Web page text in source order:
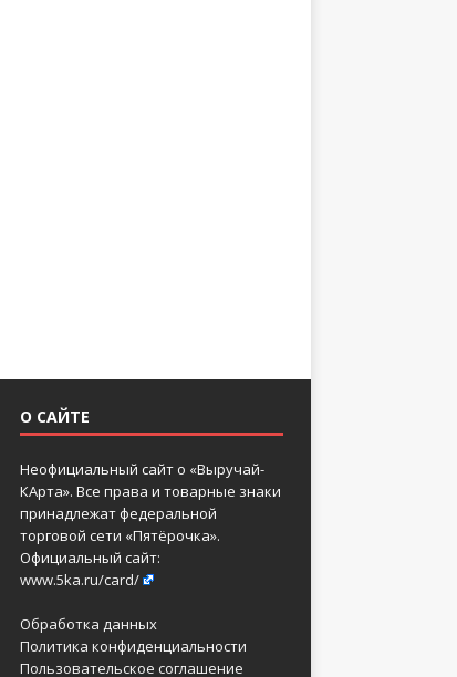
О САЙТЕ
Неофициальный сайт о «Выручай-
КАрта». Все права и товарные знаки
принадлежат федеральной
торговой сети «Пятёрочка».
Официальный сайт:
www.5ka.ru/card/
Обработка данных
Политика конфиденциальности
Пользовательское соглашение